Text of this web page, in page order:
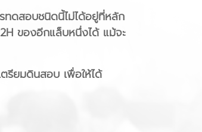
ทดสอบชนิดนี้ไม่ได้อยู่ที่หลัก
ของอีกแล็บหนึ่งได้ แม้จะ
รียมดินสอบ เพื่อให้ได้